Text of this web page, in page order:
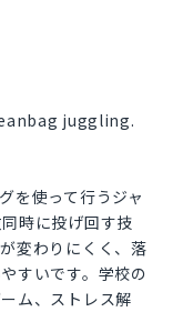
juggling.
を使って行うジャ
時に投げ回す技
変わりにくく、落
すいです。学校の
ム、ストレス解